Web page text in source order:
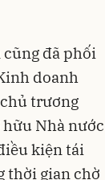
cũng đã phối
doanh
trương
Nhà nước
kiện tái
thời gian chờ